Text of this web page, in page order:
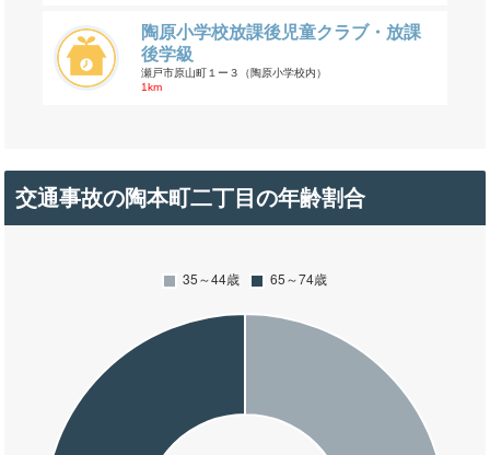
陶原小学校放課後児童クラブ・放課
後学級
瀬戸市原山町１ー３（陶原小学校内）
1km
交通事故の陶本町二丁目の年齢割合